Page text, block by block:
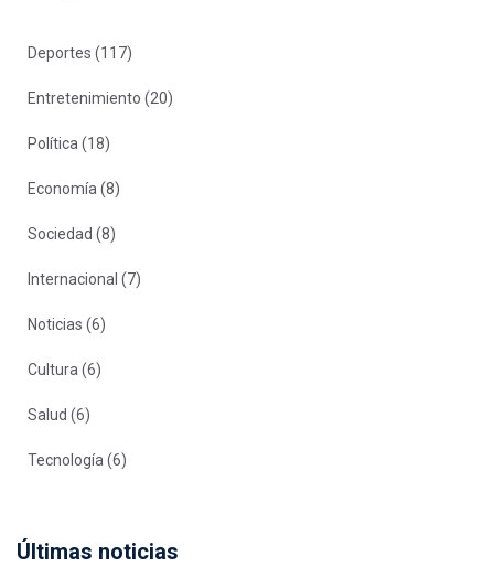
Deportes (117)
Entretenimiento (20)
Política(18)
Economía(8)
Sociedad (8)
Internacional (7)
Noticias (6)
Cultura(6)
Salud (6)
Tecnología(6)
Últimas noticias